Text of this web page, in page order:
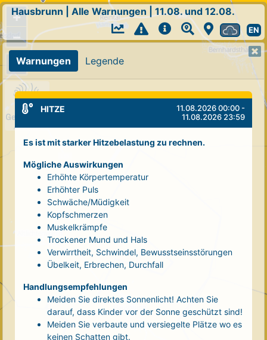
+
−
Hausbrunn Alle Warnungen 11.08. und 12.08.
EN
Warnungen Legende
HITZE
11.08.2026 00:00 -
11.08.2026 23:59
Es ist mit starker Hitzebelastung zu rechnen.
Mögliche Auswirkungen
Erhöhte Körpertemperatur
Erhöhter Puls
Schwäche/Müdigkeit
Kopfschmerzen
Muskelkrämpfe
Trockener Mund und Hals
Verwirrtheit, Schwindel, Bewusstseinsstörungen
Übelkeit, Erbrechen, Durchfall
Handlungsempfehlungen
Meiden Sie direktes Sonnenlicht! Achten Sie
darauf, dass Kinder vor der Sonne geschützt sind!
Meiden Sie verbaute und versiegelte Plätze wo es
keinen Schatten gibt.